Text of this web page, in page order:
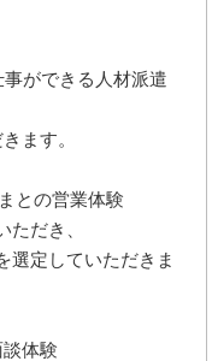
ができる人材派遣
ます。
との営業体験
だき、
定していただきま
体験